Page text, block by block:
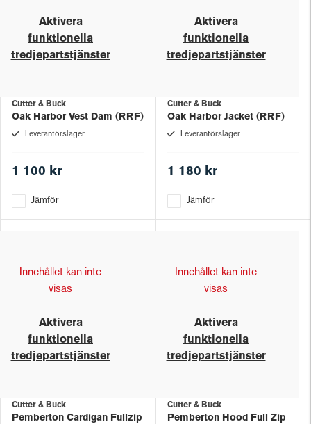
Aktivera
funktionella
tredjepartstjänster
Cutter & Buck
Oak Harbor Vest Dam (RRF)
Leverantörslager
1 100 kr
Jämför
Aktivera
funktionella
tredjepartstjänster
Cutter & Buck
Oak Harbor Jacket (RRF)
Leverantörslager
1 180 kr
Jämför
Innehållet kan inte
visas
Aktivera
funktionella
tredjepartstjänster
Cutter & Buck
Pemberton Cardigan Fullzip
Innehållet kan inte
visas
Aktivera
funktionella
tredjepartstjänster
Cutter & Buck
Pemberton Hood Full Zip